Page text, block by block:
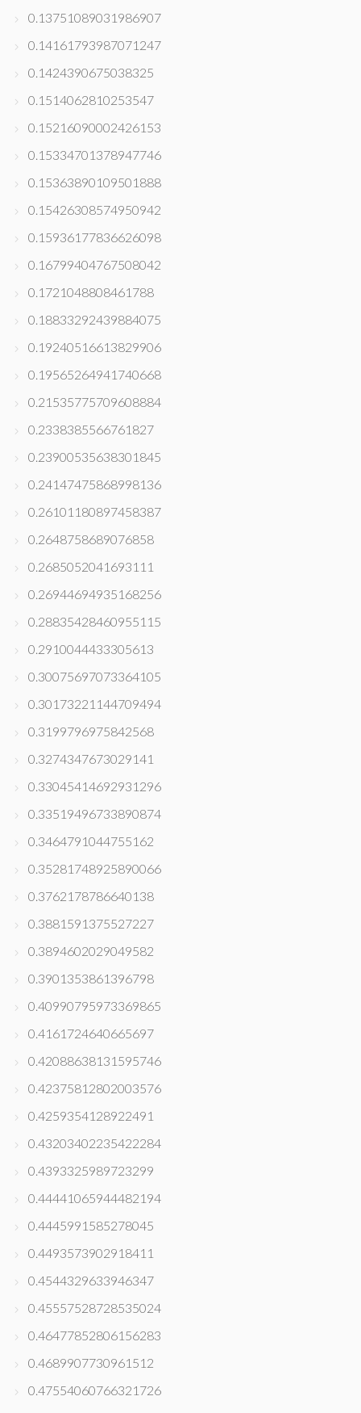
0.13751089031986907
0.14161793987071247
0.1424390675038325
0.1514062810253547
0.15216090002426153
0.15334701378947746
0.15363890109501888
0.15426308574950942
0.15936177836626098
0.16799404767508042
0.1721048808461788
0.18833292439884075
0.19240516613829906
0.19565264941740668
0.21535775709608884
0.2338385566761827
0.23900535638301845
0.24147475868998136
0.26101180897458387
0.2648758689076858
0.2685052041693111
0.26944694935168256
0.28835428460955115
0.2910044433305613
0.30075697073364105
0.30173221144709494
0.3199796975842568
0.3274347673029141
0.33045414692931296
0.33519496733890874
0.3464791044755162
0.35281748925890066
0.3762178786640138
0.3881591375527227
0.3894602029049582
0.3901353861396798
0.40990795973369865
0.4161724640665697
0.42088638131595746
0.42375812802003576
0.4259354128922491
0.43203402235422284
0.4393325989723299
0.44441065944482194
0.4445991585278045
0.4493573902918411
0.4544329633946347
0.45557528728535024
0.46477852806156283
0.4689907730961512
0.47554060766321726